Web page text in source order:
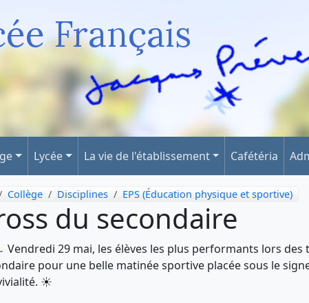
Français
Lycée La vie de l'établissement Cafétéria
Collège Disciplines EPS (Éducation physique et sportive)
du secondaire
Vendredi 29 mai, les élèves les plus performants lors
pour une belle matinée sportive placée sous le
☀️